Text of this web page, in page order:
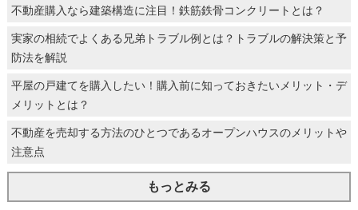
不動産購入なら建築構造に注目！鉄筋鉄骨コンクリートとは？
実家の相続でよくある兄弟トラブル例とは？トラブルの解決策と予
防法を解説
平屋の戸建てを購入したい！購入前に知っておきたいメリット・デ
メリットとは？
不動産を売却する方法のひとつであるオープンハウスのメリットや
注意点
もっとみる